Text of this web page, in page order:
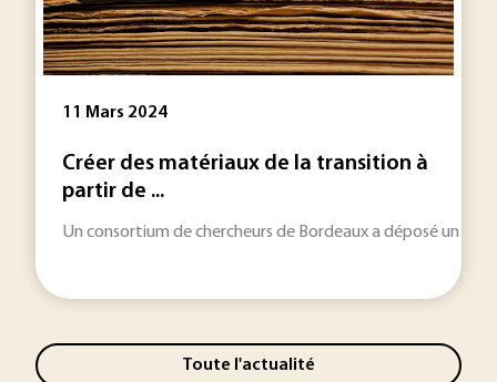
11 Mars 2024
Créer des matériaux de la transition à
partir de ...
Un consortium de chercheurs de Bordeaux a déposé un
Toute l'actualité